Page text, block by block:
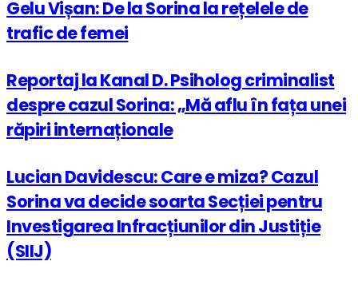
Gelu Vișan: De la Sorina la rețelele de
trafic de femei
Reportaj la Kanal D. Psiholog criminalist
despre cazul Sorina: „Mă aflu în fața unei
răpiri internaționale
Lucian Davidescu: Care e miza? Cazul
Sorina va decide soarta Secției pentru
Investigarea Infracțiunilor din Justiție
(SIIJ)